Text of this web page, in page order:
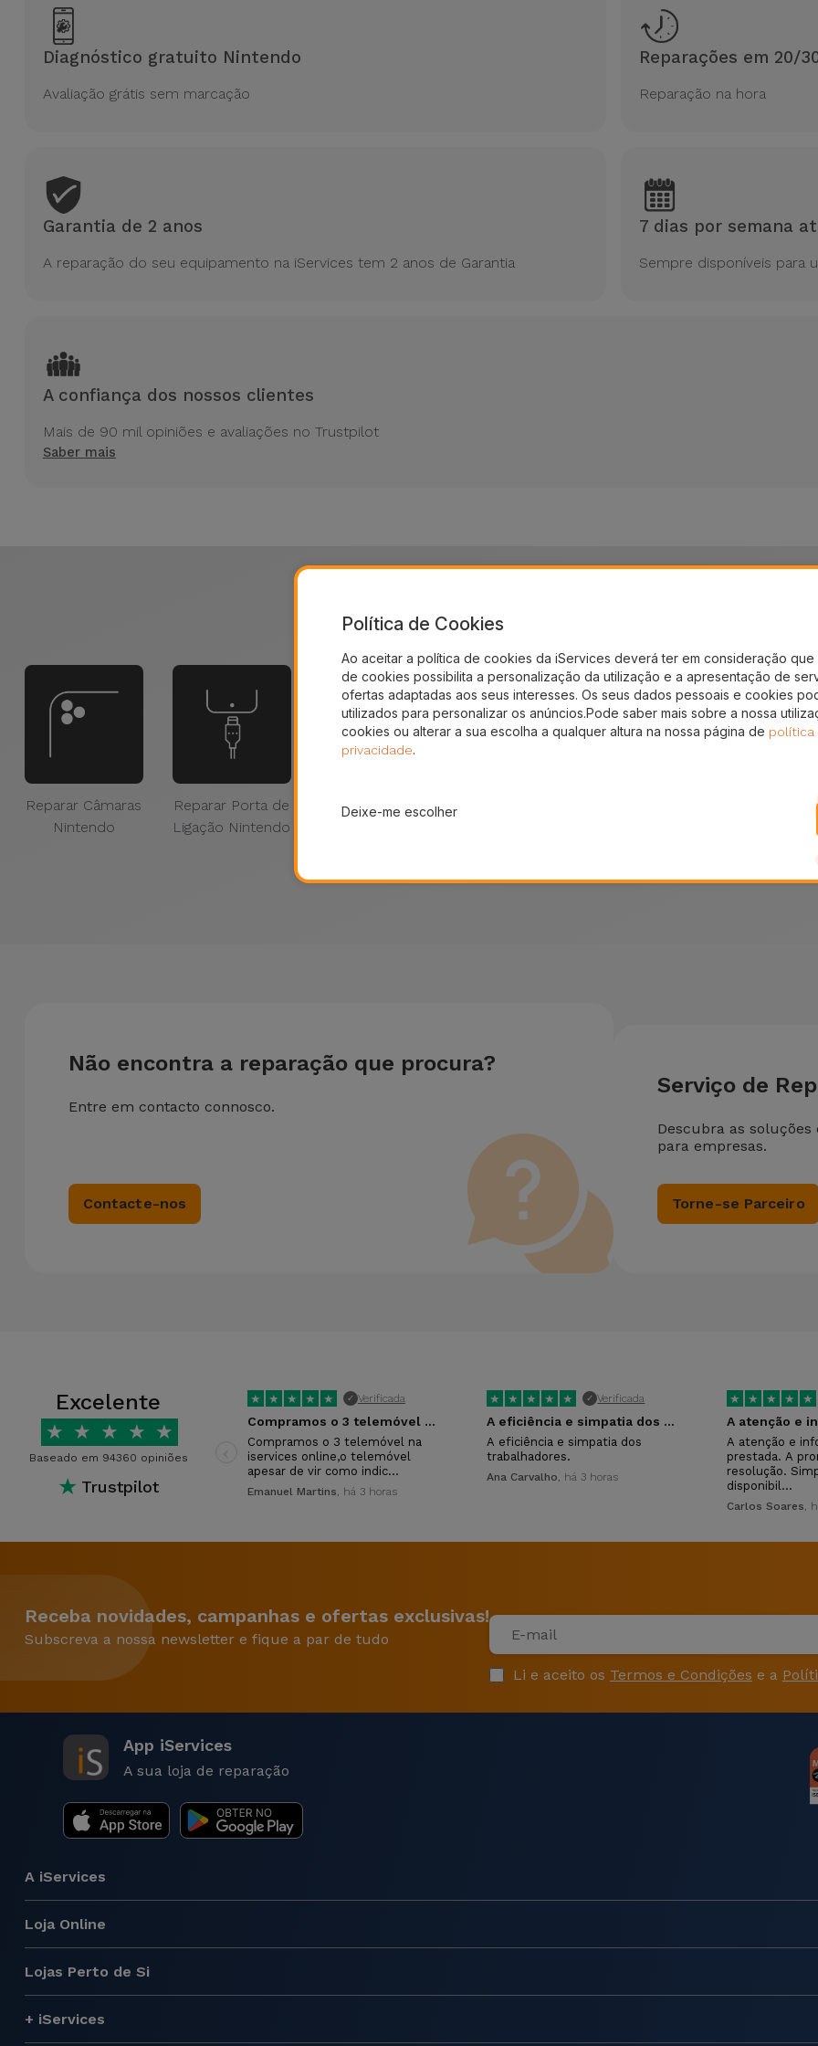
Outras
Marcas
Ver
para
Telemóvel
Carteiras,
Bolsas e
Mobilidade,
Auto e
Acessórios
Ver
tudo
Diagnóstico gratuito Nintendo
Avaliação grátis sem marcação
Reparações em 20/
Reparação na hora
Garantia de 2 anos
A reparação do seu equipamento na iServices tem 2 anos de Garantia
7 dias por semana
Sempre disponíveis para
A confiança dos nossos clientes
Mais de 90 mil opiniões e avaliações no Trustpilot
Saber mais
Partiu o Nintendo? Tem a bateria do Nintendo viciada? O seu Nintendo
Saiba como a iServices pode dar uma nova vida ao seu
Reparar Câmaras
Nintendo
Reparar Porta de
Ligação Nintendo
Reparar Danos
Não encontra a reparação que procura?
Entre em contacto connosco.
Contacte-nos
Serviço de
Descubra as
para empresas.
Torne-se Parceiro
Excelente
★ ★ ★ ★ ★
Baseado em 94360 opiniões
★ Trustpilot
★ ★ ★ ★ ★ ✓ Verificada
Compramos o 3 telemóvel na iservices…
Compramos o 3 telemóvel na
iservices online,o telemóvel
apesar de vir como indic…
Emanuel Martins, há 3 horas
★ ★ ★ ★ ★ ✓ Verificada
A eficiência e simpatia dos trabalhadores.
A eficiência e simpatia dos
trabalhadores.
Ana Carvalho, há 3 horas
★ ★ ★ ★ ★
A atenção e
prestada. A
resolução.
disponibil…
Carlos Soares,
Receba novidades, campanhas e ofertas exclusivas!
Subscreva a nossa newsletter e fique a par de tudo
Li e aceito os Termos e Condições e a
App iServices
A sua loja de reparação
A iServices
Loja Online
Lojas Perto de Si
+ iServices
Política de Cookies
Ao aceitar a política de cookies da iServices deverá ter em consideração que
de cookies possibilita a personalização da utilização e a apresentação de
ofertas adaptadas aos seus interesses. Os seus dados pessoais e cookies
utilizados para personalizar os anúncios.Pode saber mais sobre a nossa
cookies ou alterar a sua escolha a qualquer altura na nossa página de política
privacidade.
Deixe-me escolher